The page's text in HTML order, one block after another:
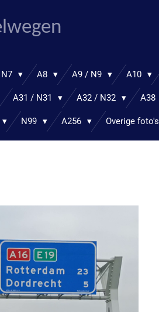
A8 A9 / N9 A10
A31 / N31 A32 / N32 A38
N99 A256 Overige foto's